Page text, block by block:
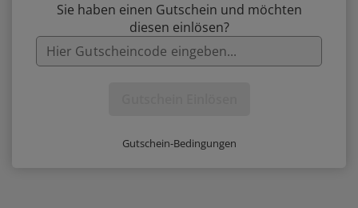
Sie haben einen Gutschein und möchten
diesen einlösen?
Gutschein-Bedingungen